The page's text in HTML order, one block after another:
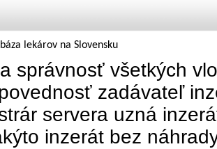
lekárov na Slovensku
správnosť všetkých
zadávateľ
servera uzná
inzerát bez